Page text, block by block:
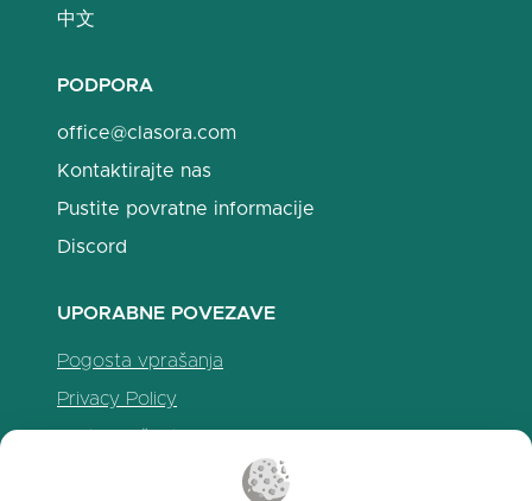
中文
PODPORA
office@clasora.com
Kontaktirajte nas
Pustite povratne informacije
Discord
UPORABNE POVEZAVE
Pogosta vprašanja
Privacy Policy